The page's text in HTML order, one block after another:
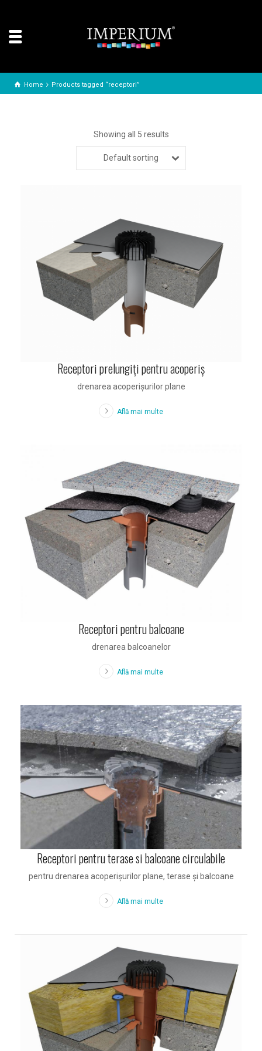
Home Products tagged “receptori”
Showing all 5 results
Default sorting
Receptori prelungiţi pentru acoperiş
drenarea acoperişurilor plane
Află mai multe
Receptori pentru balcoane
drenarea balcoanelor
Află mai multe
Receptori pentru terase si balcoane circulabile
pentru drenarea acoperişurilor plane, terase şi balcoane
Află mai multe